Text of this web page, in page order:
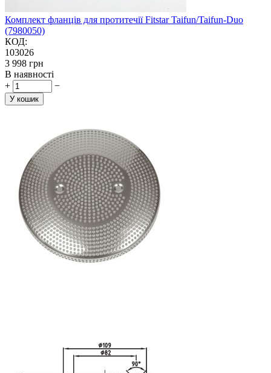
Комплект фланців для протитечії Fitstar Taifun/Taifun-Duo
(7980050)
КОД:
103026
‍3 998‍ грн
В наявності
+
−
У кошик